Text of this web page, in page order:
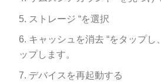
ストレージ “を選択
キャッシュを消去 “をタップし
ップします。
デバイスを再起動する